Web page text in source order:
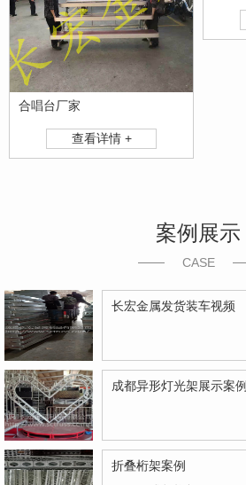
合唱台厂家
查看详情 +
案例展示
CASE
长宏金属发货装车视频
成都异形灯光架展示案例
折叠桁架案例